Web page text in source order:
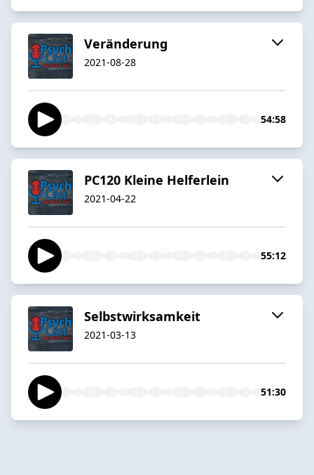
Veränderung
2021-08-28
54:58
PC120 Kleine Helferlein
2021-04-22
55:12
Selbstwirksamkeit
2021-03-13
51:30